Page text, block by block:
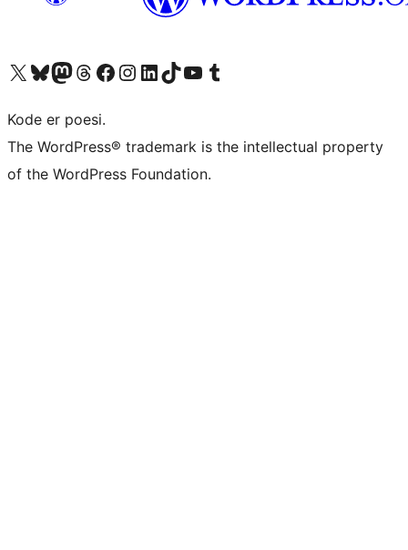
Visit our X (formerly Twitter) account
Visit our Bluesky account
Visit our Mastodon account
Visit our Threads account
Visit our Facebook page
Visit our Instagram account
Visit our LinkedIn account
Visit our TikTok account
Visit our YouTube channel
Visit our Tumblr account
Kode er poesi.
The WordPress® trademark is the intellectual property
of the WordPress Foundation.